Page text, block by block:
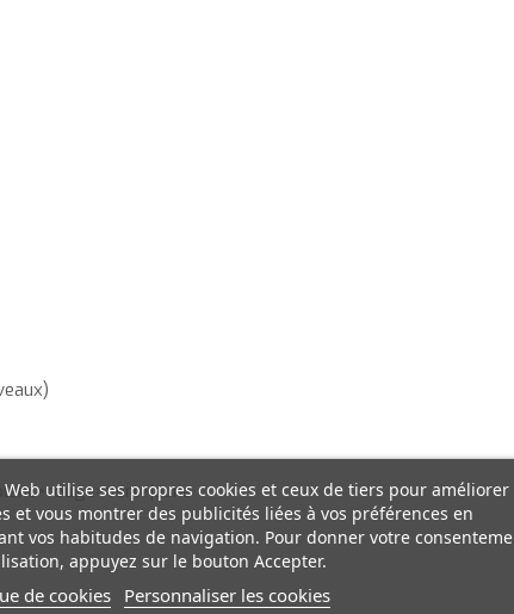
Web utilise ses propres cookies et ceux de tiers pour améliorer
et vous montrer des publicités liées à vos préférences en
vos habitudes de navigation. Pour donner votre
appuyez sur le bouton Accepter.
de cookies Personnaliser les cookies